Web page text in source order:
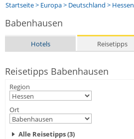
Startseite> Europa> Deutschland > Hessen
Babenhausen
Hotels Reisetipps
Reisetipps Babenhausen
Region
Ort
Alle Reisetipps (3)